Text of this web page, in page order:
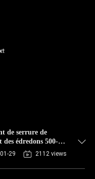
de serrure de
édredons 500-
29 2112 views